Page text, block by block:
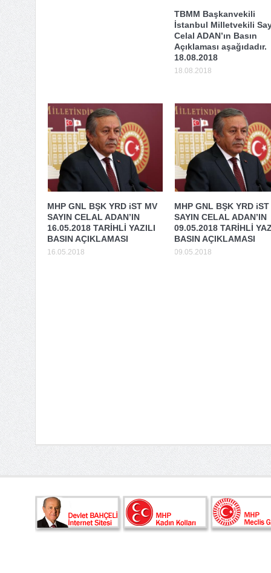
TBMM Başkanvekili
İstanbul Milletvekili
Celal ADAN’ın Basın
Açıklaması aşağıdadır.
18.08.2018
18.08.2018
MHP GNL BŞK YRD iST MV
SAYIN CELAL ADAN’IN
16.05.2018 TARİHLİ YAZILI
BASIN AÇIKLAMASI
16.05.2018
MHP GNL BŞK YRD
SAYIN CELAL ADAN’IN
09.05.2018 TARİHLİ
BASIN AÇIKLAMASI
09.05.2018